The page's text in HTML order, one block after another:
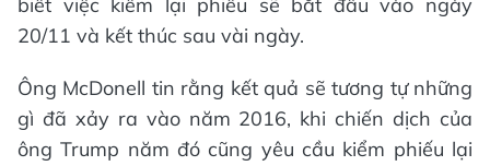
20/11 và kết thúc sau vài ngày.
Ông McDonell tin rằng kết quả sẽ tương tự những
gì đã xảy ra vào năm 2016, khi chiến dịch của
ông Trump năm đó cũng yêu cầu kiểm phiếu lại